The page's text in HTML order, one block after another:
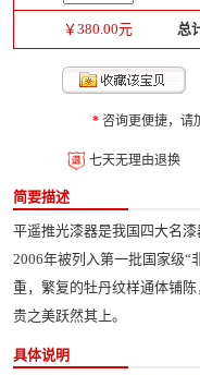
￥380.00元 总
*咨询更便捷，请
七天无理由退换
简要描述
平遥推光漆器是我国四大名
2006年被列入第一批国家级“
重，繁复的牡丹纹样通体铺
贵之美跃然其上。
具体说明